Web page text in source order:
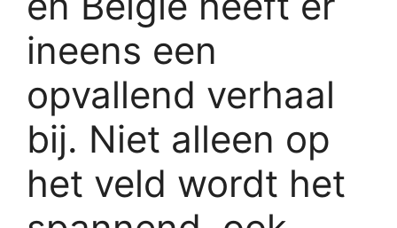
ineens een
opvallend verhaal
bij. Niet alleen op
het veld wordt het